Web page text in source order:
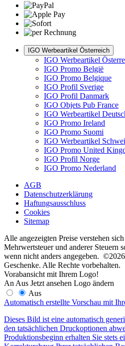
IGO Werbeartikel Österreich
IGO Werbeartikel
IGO Promo België
IGO Promo Belgique
IGO Profil Sverige
IGO Profil Danmark
IGO Objets Pub France
IGO Werbeartikel
IGO Promo Ireland
IGO Promo Suomi
IGO Werbeartikel
IGO Promo United
IGO Profil Norge
IGO Promo Nederland
AGB
Datenschutzerklärung
Haftungsausschluss
Cookies
Sitemap
Alle angezeigten Preise verstehen
Mehrwertsteuer und anderer Steuern
wenn nicht anders angegeben.
Geschenke. Alle Rechte vorbehalten.
Vorabansicht mit Ihrem Logo!
An Aus Jetzt ansehen Logo ändern
Aus
Automatisch erstellte Vorschau mit
Dieses Bild ist eine automatisch
den tatsächlichen Druckoptionen
Produktionsbeginn erhalten Sie stets